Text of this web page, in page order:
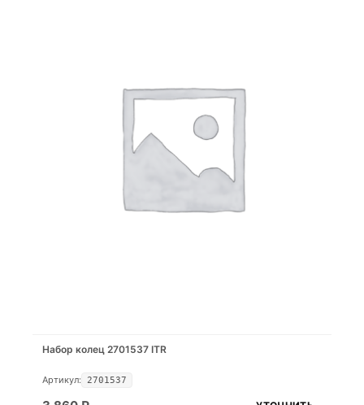
Набор колец 2701537 ITR
Артикул: 2701537